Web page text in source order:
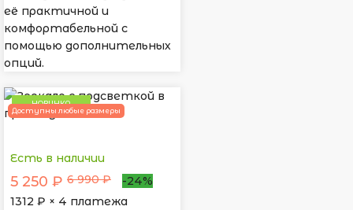
её практичной и
комфортабельной с
помощью дополнительных
опций.
НОВИНКА
Доступны любые размеры
Есть в наличии
5 250 ₽ 6 990 ₽
-24%
1312 ₽ × 4 платежа